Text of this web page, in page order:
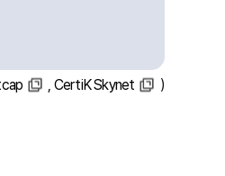
CertiK Skynet )